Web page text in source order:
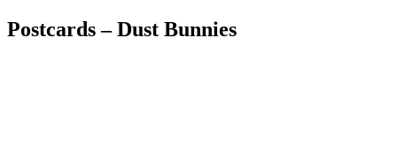
Postcards – Dust Bunnies